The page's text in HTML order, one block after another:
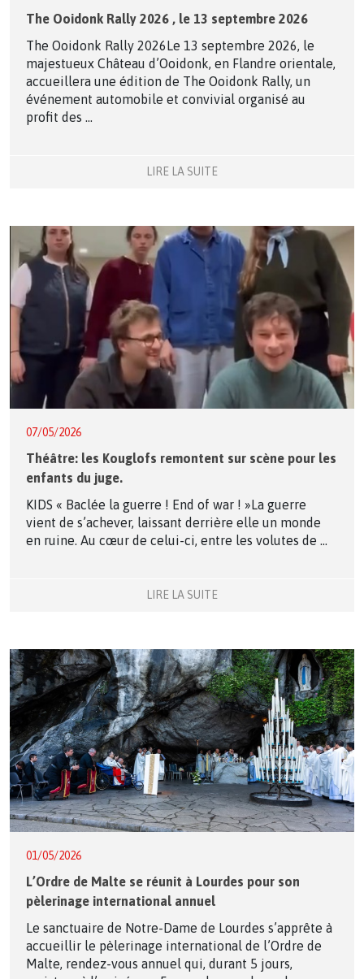
The Ooidonk Rally 2026 , le 13 septembre 2026
The Ooidonk Rally 2026Le 13 septembre 2026, le
majestueux Château d’Ooidonk, en Flandre orientale,
accueillera une édition de The Ooidonk Rally, un
événement automobile et convivial organisé au
profit des ...
LIRE LA SUITE
07/05/2026
Théâtre: les Kouglofs remontent sur scène pour les
enfants du juge.
KIDS « Baclée la guerre ! End of war ! »La guerre
vient de s’achever, laissant derrière elle un monde
en ruine. Au cœur de celui-ci, entre les volutes de ...
LIRE LA SUITE
01/05/2026
L’Ordre de Malte se réunit à Lourdes pour son
pèlerinage international annuel
Le sanctuaire de Notre-Dame de Lourdes s’apprête à
accueillir le pèlerinage international de l’Ordre de
Malte, rendez-vous annuel qui, durant 5 jours,